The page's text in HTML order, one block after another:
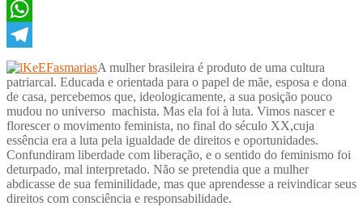
Twitter
WhatsApp
Telegram
A mulher brasileira é produto de uma cultura
patriarcal. Educada e orientada para o papel de mãe, esposa e dona
de casa, percebemos que, ideologicamente, a sua posição pouco
mudou no universo machista. Mas ela foi à luta. Vimos nascer e
florescer o movimento feminista, no final do século XX,cuja
essência era a luta pela igualdade de direitos e oportunidades.
Confundiram liberdade com liberação, e o sentido do feminismo foi
deturpado, mal interpretado. Não se pretendia que a mulher
abdicasse de sua feminilidade, mas que aprendesse a reivindicar seus
direitos com consciência e responsabilidade.